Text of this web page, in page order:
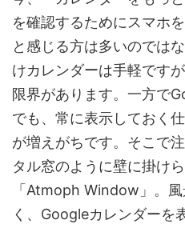
を確認するためにスマホ
と感じる方は多いのでは
けカレンダーは手軽です
限界があります。一方で
でも、常に表示しておく
が増えがちです。そこで
タル窓のように壁に掛け
「Atmoph Window」。
く、Googleカレンダーを